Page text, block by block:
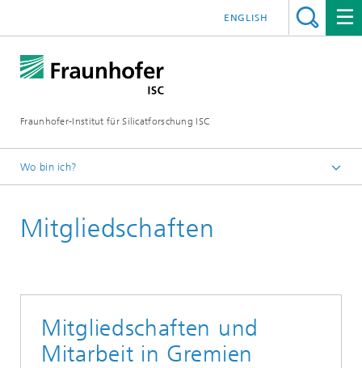
Fraunhofer-Institut für Silicatforschung ISC
ENGLISH
Wo bin ich?
Das Fraunhofer ISC
Mitgliedschaften
Mitgliedschaften und
Mitarbeit in Gremien